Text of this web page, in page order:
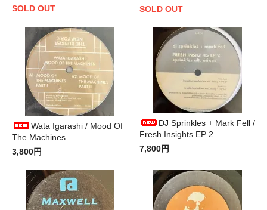
SOLD OUT
SOLD OUT
Wata Igarashi / Mood Of
The Machines
3,800円
DJ Sprinkles + Mark Fell /
Fresh Insights EP 2
7,800円